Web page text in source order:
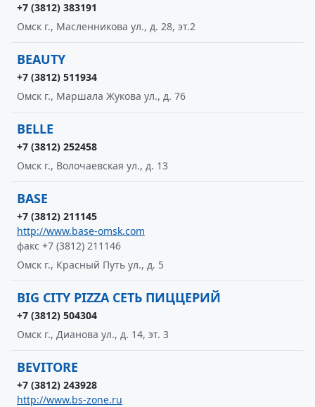
+7 (3812) 383191
Омск г., Масленникова ул., д. 28, эт.2
BEAUTY
+7 (3812) 511934
Омск г., Маршала Жукова ул., д. 76
BELLE
+7 (3812) 252458
Омск г., Волочаевская ул., д. 13
BASE
+7 (3812) 211145
http://www.base-omsk.com
факс +7 (3812) 211146
Омск г., Красный Путь ул., д. 5
BIG CITY PIZZA СЕТЬ ПИЦЦЕРИЙ
+7 (3812) 504304
Омск г., Дианова ул., д. 14, эт. 3
BEVITORE
+7 (3812) 243928
http://www.bs-zone.ru